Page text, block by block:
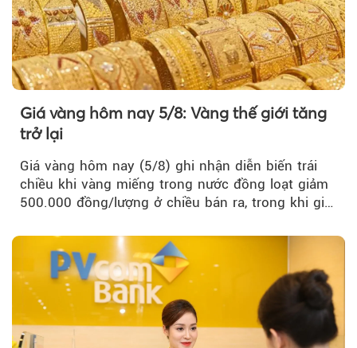
Giá vàng hôm nay 5/8: Vàng thế giới tăng
trở lại
Giá vàng hôm nay (5/8) ghi nhận diễn biến trái
chiều khi vàng miếng trong nước đồng loạt giảm
500.000 đồng/lượng ở chiều bán ra, trong khi giá
thương hiệu.